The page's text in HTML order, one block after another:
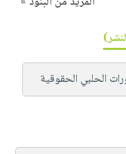
الحلبي الحقوقية